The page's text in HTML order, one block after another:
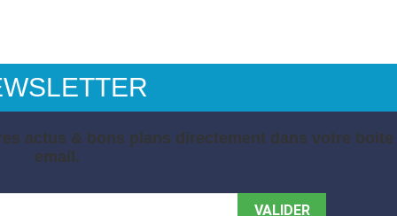
actus & bons plans directement dans votre boite
email.